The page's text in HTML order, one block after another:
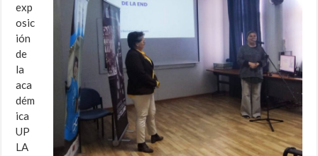
exp
osic
ión
de
la
aca
dém
ica
UP
LA